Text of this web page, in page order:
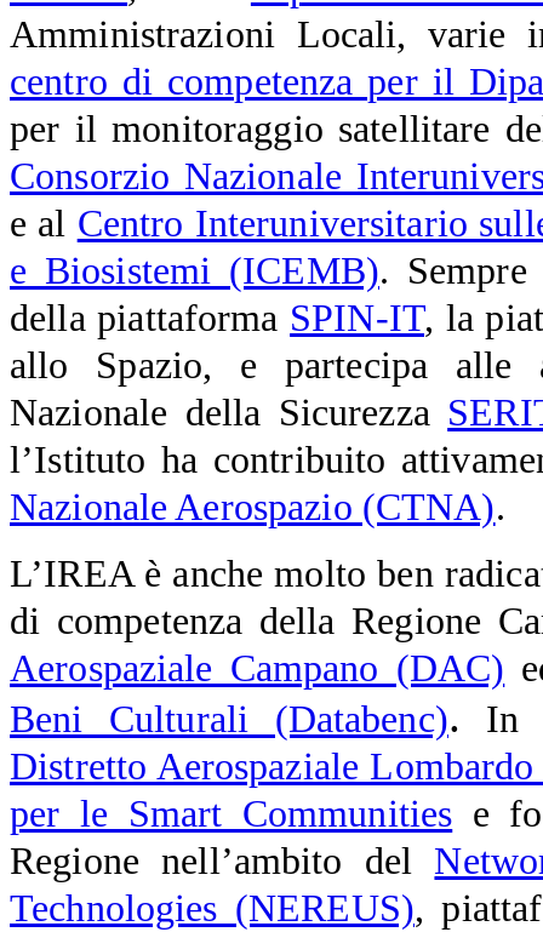
Amministrazioni Locali, varie
centro di competenza per il
per il monitoraggio satellitare
Consorzio Nazionale
e al Centro Interuniversitario
e Biosistemi (ICEMB).
della piattaforma SPIN-IT, la
allo Spazio, e partecipa alle
Nazionale della Sicurezza
l’Istituto ha contribuito
Nazionale Aerospazio (CTNA).
L’IREA è anche molto ben
di competenza della Regione
Aerospaziale Campano (DAC)
Beni Culturali (Databenc). In
Distretto Aerospaziale
per le Smart Communities e
Regione nell’ambito del
Technologies (NEREUS),